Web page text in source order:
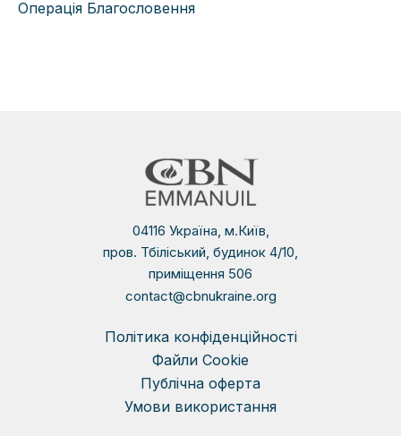
Операція Благословення
04116 Україна, м.Київ,
пров. Тбіліський, будинок 4/10,
приміщення 506
contact@cbnukraine.org
Політика конфіденційності
Файли Сookie
Публічна оферта
Умови використання